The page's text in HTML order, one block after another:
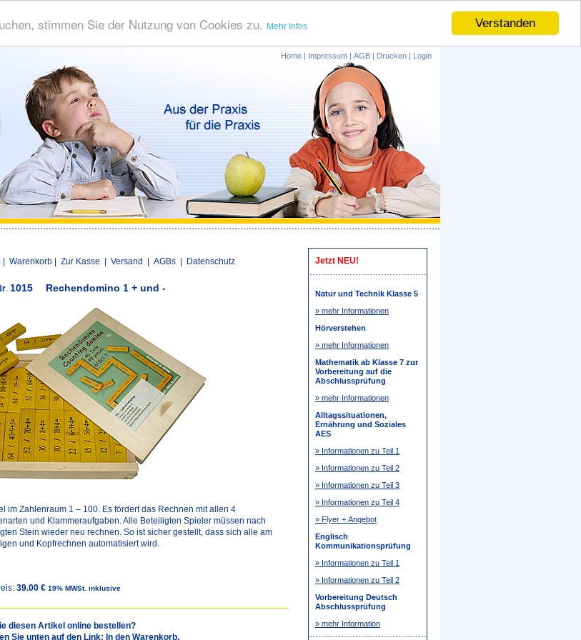
Verstanden
stimmen Sie der Nutzung von Cookies zu. Mehr Infos
Home | Impressum | AGB | Drucken | Login
Warenkorb Zur Kasse Versand AGBs Datenschutz
. 1015 Rechendomino 1 + und -
im Zahlenraum 1 – 100. Es fördert das Rechnen mit allen 4
und Klammeraufgaben. Alle Beteiligten Spieler müssen nach
Stein wieder neu rechnen. So ist sicher gestellt, dass sich alle am
und Kopfrechnen automatisiert wird.
39.00 € 19% MWSt. inklusive
diesen Artikel online bestellen?
Sie unten auf den Link: In den Warenkorb.
Jetzt NEU!
Natur und Technik Klasse 5
» mehr Informationen
Hörverstehen
» mehr Informationen
Mathematik ab Klasse 7 zur
Vorbereitung auf die
Abschlussprüfung
» mehr Informationen
Alltagssituationen,
Ernährung und Soziales
AES
» Informationen zu Teil 1
» Informationen zu Teil 2
» Informationen zu Teil 3
» Informationen zu Teil 4
» Flyer + Angebot
Englisch
Kommunikationsprüfung
» Informationen zu Teil 1
» Informationen zu Teil 2
Vorbereitung Deutsch
Abschlussprüfung
» mehr Information